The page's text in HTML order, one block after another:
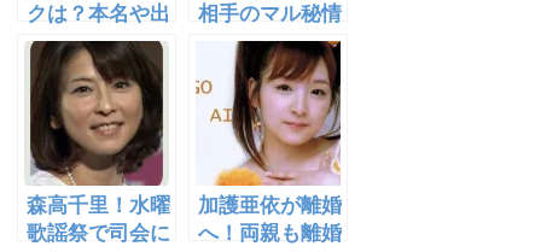
クは？本名や出
演ドラマも公
開！
相手のマル秘情
報！ニュース7
でCカップ画像
を公開！
森高千里！水曜
歌謡祭で司会に
加護亜依が離婚
へ！両親も離婚